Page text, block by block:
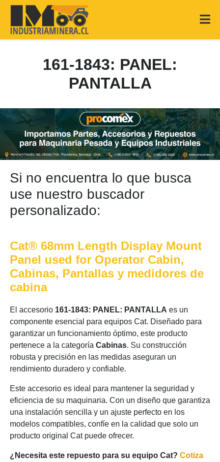
161-1843: PANEL:
PANTALLA
Si no encuentra lo que busca
use nuestro buscador
personalizado:
Cat® 68mm Length Display Mount
Panel used for Operator Cabin,
Cabinas, Pantallas y medidores de
cabina
El accesorio 161-1843: PANEL: PANTALLA es un
componente esencial para equipos Cat. Diseñado para
garantizar un funcionamiento óptimo, este producto
pertenece a la categoría Cabinas. Su construcción
robusta y precisión en las medidas aseguran un
rendimiento duradero y confiable.
Este accesorio es ideal para mantener la seguridad y
eficiencia de su maquinaria. Con un diseño que garantiza
una instalación sencilla y un ajuste perfecto en los
modelos compatibles, confíe en la calidad que solo un
producto original Cat puede ofrecer.
¿Necesita este repuesto para su equipo Cat? Cotiza